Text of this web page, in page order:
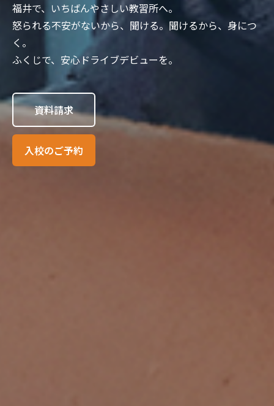
福井で、いちばんやさしい教習所へ。
怒られる不安がないから、聞ける。聞けるから、身につ
く。
ふくじで、安心ドライブデビューを。
資料請求
入校のご予約